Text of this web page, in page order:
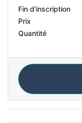
Fin d'inscription
Prix
Quantité